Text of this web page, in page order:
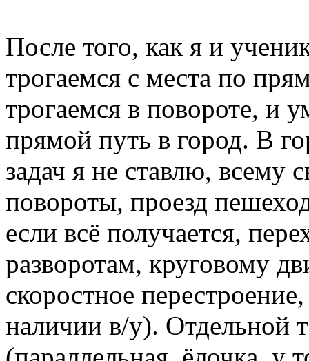
После того, как я и
трогаемся с места по
трогаемся в повороте, и
прямой путь в город. В
задач я не ставлю, всему
повороты, проезд
если всё получается,
разворотам, круговому
скоростное
наличии в/у). Отдельной